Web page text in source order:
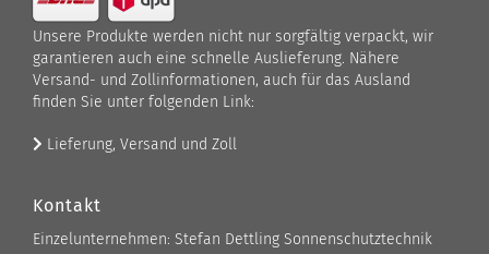
Unsere Produkte werden nicht nur sorgfältig verpackt, wir
garantieren auch eine schnelle Auslieferung. Nähere
Versand- und Zollinformationen, auch für das Ausland
finden Sie unter folgenden Link:
Lieferung, Versand und Zoll
Kontakt
Einzelunternehmen: Stefan Dettling Sonnenschutztechnik